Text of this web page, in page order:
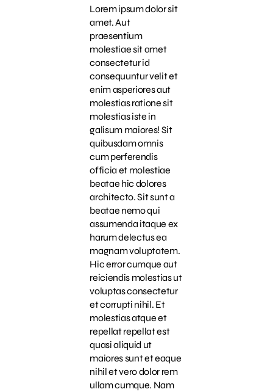
Lorem ipsum dolor sit
amet. Aut
praesentium
molestiae sit amet
consectetur id
consequuntur velit et
enim asperiores aut
molestias ratione sit
molestias iste in
galisum maiores! Sit
quibusdam omnis
cum perferendis
officia et molestiae
beatae hic dolores
architecto. Sit sunt a
beatae nemo qui
assumenda itaque ex
harum delectus ea
magnam voluptatem.
Hic error cumque aut
reiciendis molestias ut
voluptas consectetur
et corrupti nihil. Et
molestias atque et
repellat repellat est
quasi aliquid ut
maiores sunt et eaque
nihil et vero dolor rem
ullam cumque. Nam